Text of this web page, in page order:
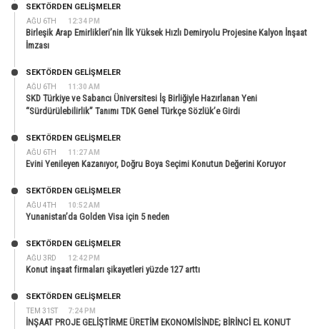
AĞU 6TH 12:34 PM
SEKTÖRDEN GELIŞMELER
Birleşik Arap Emirlikleri’nin İlk Yüksek Hızlı Demiryolu Projesine Kalyon İnşaat
İmzası
AĞU 6TH 11:30 AM
SEKTÖRDEN GELIŞMELER
SKD Türkiye ve Sabancı Üniversitesi İş Birliğiyle Hazırlanan Yeni
“Sürdürülebilirlik” Tanımı TDK Genel Türkçe Sözlük’e Girdi
AĞU 6TH 11:27 AM
SEKTÖRDEN GELIŞMELER
Evini Yenileyen Kazanıyor, Doğru Boya Seçimi Konutun Değerini Koruyor
AĞU 4TH 10:52 AM
SEKTÖRDEN GELIŞMELER
Yunanistan’da Golden Visa için 5 neden
AĞU 3RD 12:42 PM
SEKTÖRDEN GELIŞMELER
Konut inşaat firmaları şikayetleri yüzde 127 arttı
TEM 31ST 7:24 PM
SEKTÖRDEN GELIŞMELER
İNŞAAT PROJE GELİŞTİRME ÜRETİM EKONOMİSİNDE; BİRİNCİ EL KONUT